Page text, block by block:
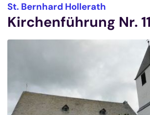
St. Bernhard Hollerath
Kirchenführung Nr. 11